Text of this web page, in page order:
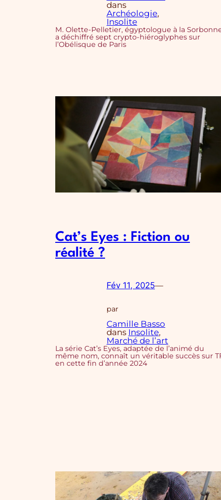
dans
Archéologie
Insolite
M. Olette-Pelletier, égyptologue à la
a déchiffré sept crypto-hiéroglyphes sur
l’Obélisque de Paris
Cat’s Eyes : Fiction ou
réalité ?
Fév 11, 2025—
par
Camille Basso
dans Insolite
Marché de l’art
La série Cat’s Eyes, adaptée de l’animé du
même nom, connaît un véritable succès sur
en cette fin d’année 2024